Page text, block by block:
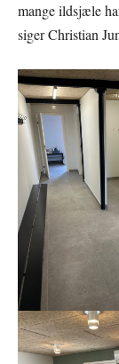
mange ildsjæle
siger Christian